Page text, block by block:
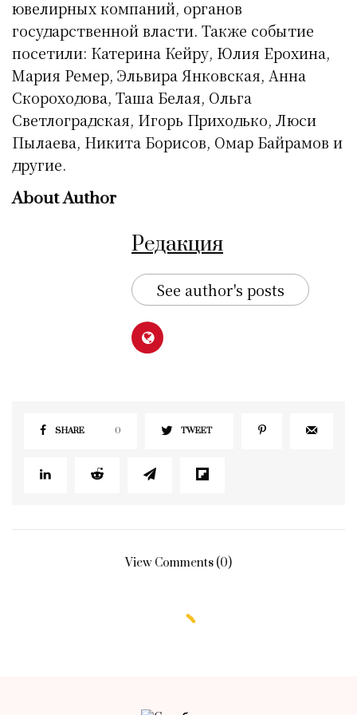
ювелирных компаний, органов
государственной власти. Также событие
посетили: Катерина Кейру, Юлия Ерохина,
Мария Ремер, Эльвира Янковская, Анна
Скороходова, Таша Белая, Ольга
Светлоградская, Игорь Приходько, Люси
Пылаева, Никита Борисов, Омар Байрамов и
другие.
About Author
Редакция
See author's posts
SHARE 0 TWEET
View Comments (0)